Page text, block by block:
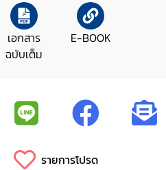
เอกสาร
ฉบับเต็ม
E-BOOK
รายการโปรด